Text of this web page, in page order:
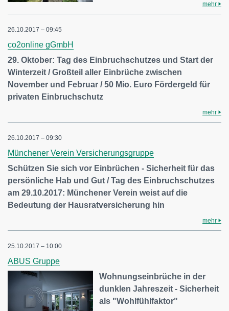
mehr
26.10.2017 – 09:45
co2online gGmbH
29. Oktober: Tag des Einbruchschutzes und Start der
Winterzeit / Großteil aller Einbrüche zwischen
November und Februar / 50 Mio. Euro Fördergeld für
privaten Einbruchschutz
mehr
26.10.2017 – 09:30
Münchener Verein Versicherungsgruppe
Schützen Sie sich vor Einbrüchen - Sicherheit für das
persönliche Hab und Gut / Tag des Einbruchschutzes
am 29.10.2017: Münchener Verein weist auf die
Bedeutung der Hausratversicherung hin
mehr
25.10.2017 – 10:00
ABUS Gruppe
Wohnungseinbrüche in der
dunklen Jahreszeit - Sicherheit
als "Wohlfühlfaktor"